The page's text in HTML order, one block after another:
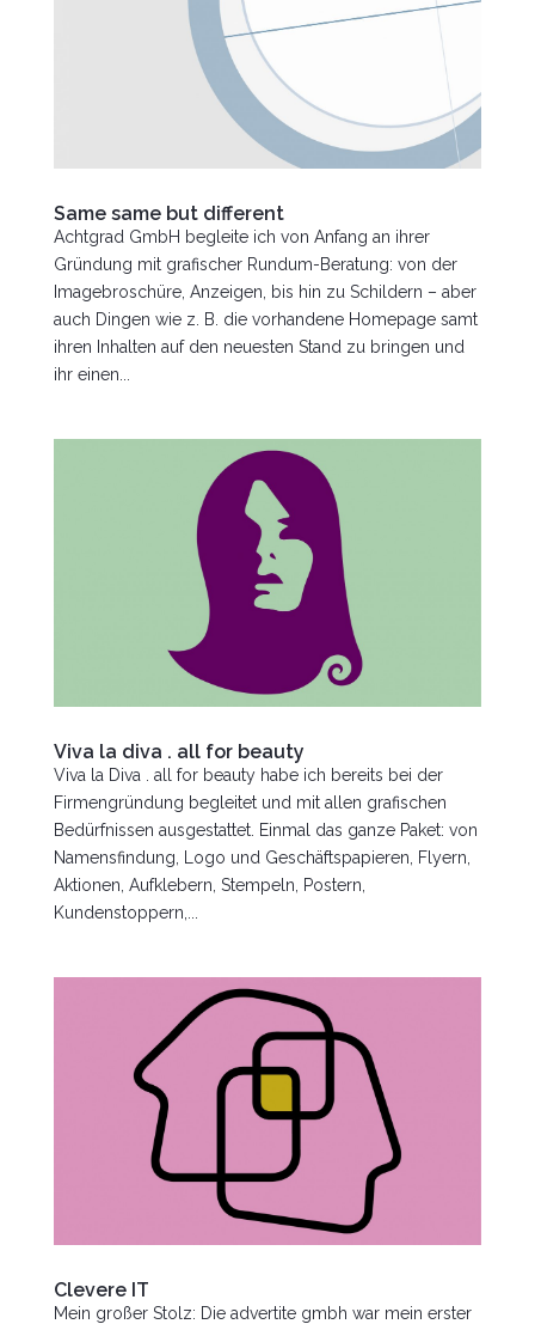
Same same but different
Achtgrad GmbH begleite ich von Anfang an ihrer
Gründung mit grafischer Rundum-Beratung: von der
Imagebroschüre, Anzeigen, bis hin zu Schildern – aber
auch Dingen wie z. B. die vorhandene Homepage samt
ihren Inhalten auf den neuesten Stand zu bringen und
ihr einen...
Viva la diva . all for beauty
Viva la Diva . all for beauty habe ich bereits bei der
Firmengründung begleitet und mit allen grafischen
Bedürfnissen ausgestattet. Einmal das ganze Paket: von
Namensfindung, Logo und Geschäftspapieren, Flyern,
Aktionen, Aufklebern, Stempeln, Postern,
Kundenstoppern,...
Clevere IT
Mein großer Stolz: Die advertite gmbh war mein erster